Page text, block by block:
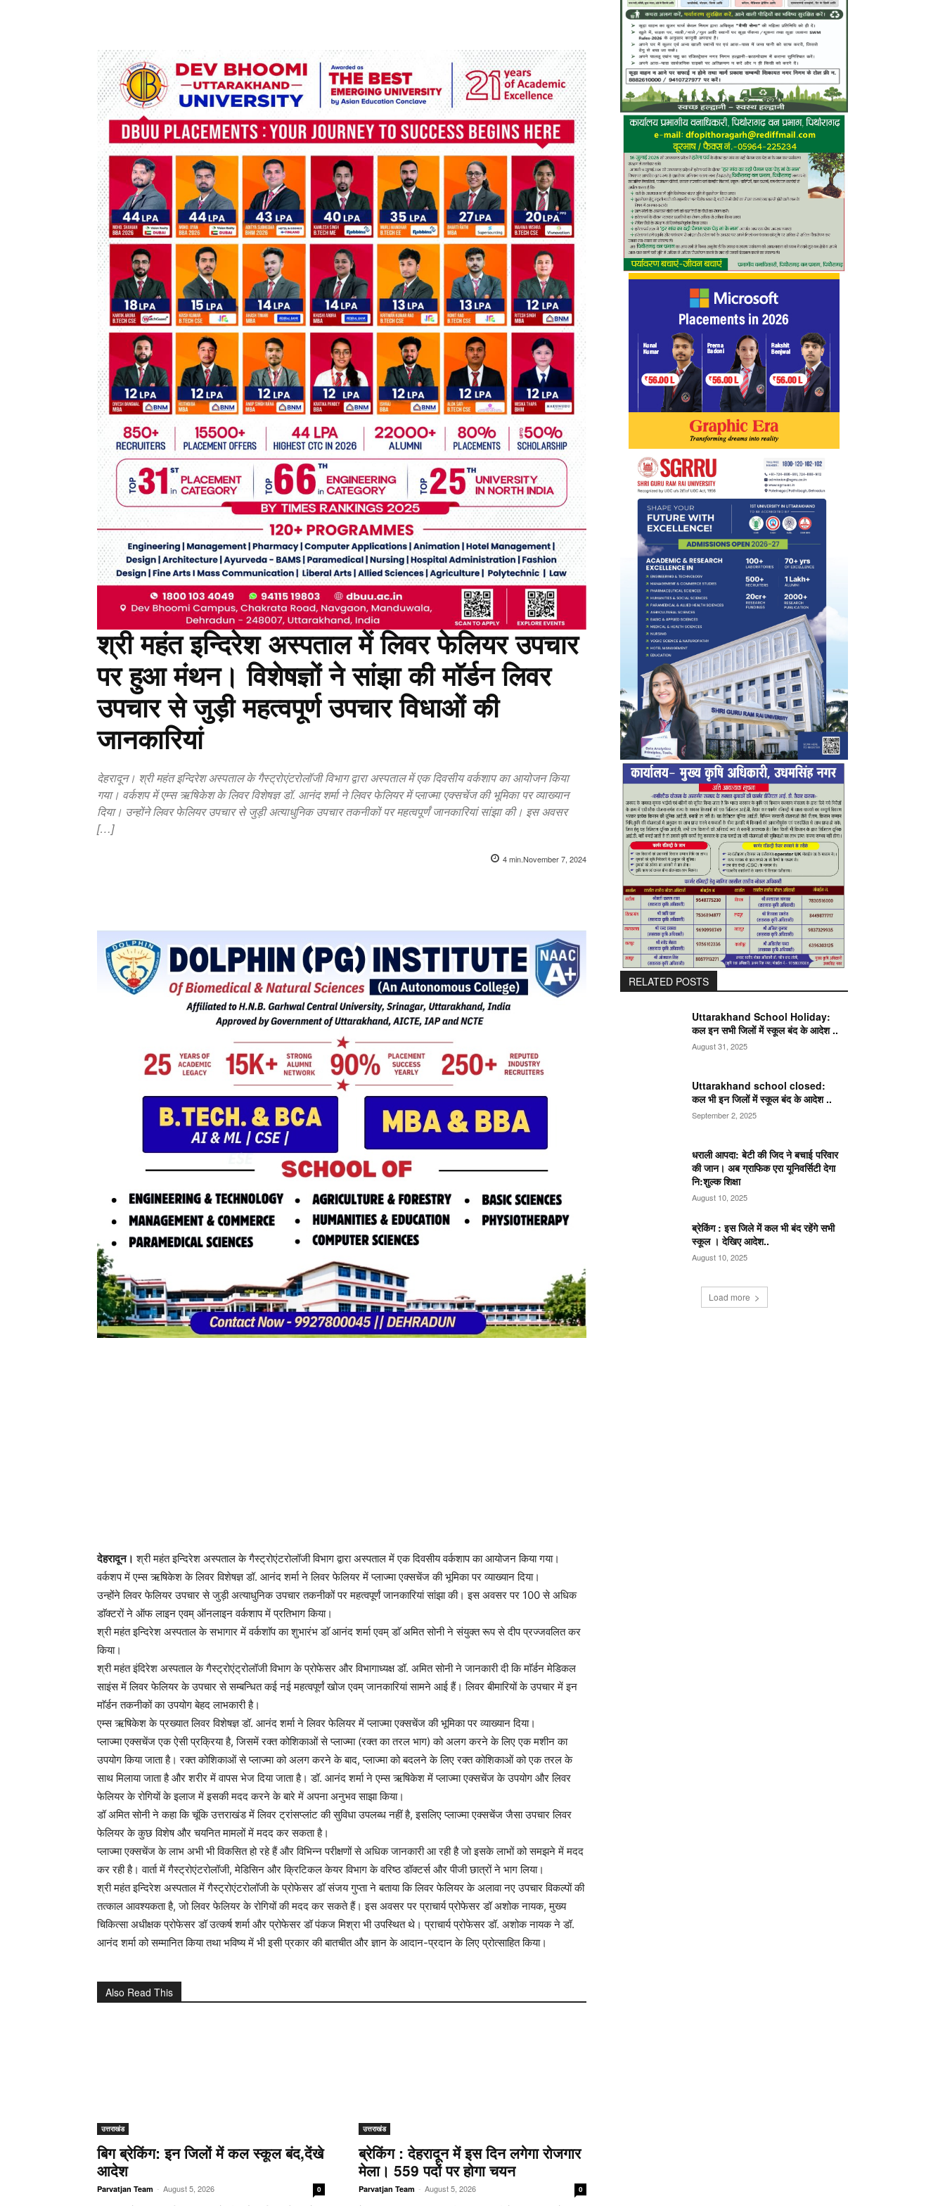
श्री महंत इन्दिरेश अस्पताल में लिवर फेलियर उपचार
पर हुआ मंथन। विशेषज्ञों ने सांझा की माॅर्डन लिवर
उपचार से जुड़ी महत्वपूर्ण उपचार विधाओं की
जानकारियां
देहरादून। श्री महंत इन्दिरेश अस्पताल के गैस्ट्रोएंटरोलॉजी विभाग द्वारा अस्पताल में एक दिवसीय वर्कशाप का आयोजन किया
गया। वर्कशप में एम्स ऋषिकेश के लिवर विशेषज्ञ डॉ. आनंद शर्मा ने लिवर फेलियर में प्लाज्मा एक्सचेंज की भूमिका पर व्याख्यान
दिया। उन्होंने लिवर फेलियर उपचार से जुड़ी अत्याधुनिक उपचार तकनीकों पर महत्वपूर्णं जानकारियां सांझा की। इस अवसर
[…]
4min.November 7, 2024
देहरादून। श्री महंत इन्दिरेश अस्पताल के गैस्ट्रोएंटरोलॉजी विभाग द्वारा अस्पताल में एक दिवसीय वर्कशाप का आयोजन किया गया।
वर्कशप में एम्स ऋषिकेश के लिवर विशेषज्ञ डॉ. आनंद शर्मा ने लिवर फेलियर में प्लाज्मा एक्सचेंज की भूमिका पर व्याख्यान दिया।
उन्होंने लिवर फेलियर उपचार से जुड़ी अत्याधुनिक उपचार तकनीकों पर महत्वपूर्णं जानकारियां सांझा की। इस अवसर पर 100 से अधिक
डाॅक्टरों ने ऑफ लाइन एवम् ऑनलाइन वर्कशाप में प्रतिभाग किया।
श्री महंत इन्दिरेश अस्पताल के सभागार में वर्कशाॅप का शुभारंभ डाॅ आनंद शर्मा एवम् डाॅ अमित सोनी ने संयुक्त रूप से दीप प्रज्जवलित कर
किया।
श्री महंत इंदिरेश अस्पताल के गैस्ट्रोएंट्रोलॉजी विभाग के प्रोफेसर और विभागाध्यक्ष डॉ. अमित सोनी ने जानकारी दी कि माॅर्डन मेडिकल
साइंस में लिवर फेलियर के उपचार से सम्बन्धित कई नई महत्वपूर्णं खोज एवम् जानकारियां सामने आई हैं। लिवर बीमारियों के उपचार में इन
माॅर्डन तकनीकों का उपयोग बेहद लाभकारी है।
एम्स ऋषिकेश के प्रख्यात लिवर विशेषज्ञ डॉ. आनंद शर्मा ने लिवर फेलियर में प्लाज्मा एक्सचेंज की भूमिका पर व्याख्यान दिया।
प्लाज्मा एक्सचेंज एक ऐसी प्रक्रिया है, जिसमें रक्त कोशिकाओं से प्लाज्मा (रक्त का तरल भाग) को अलग करने के लिए एक मशीन का
उपयोग किया जाता है। रक्त कोशिकाओं से प्लाज्मा को अलग करने के बाद, प्लाज्मा को बदलने के लिए रक्त कोशिकाओं को एक तरल के
साथ मिलाया जाता है और शरीर में वापस भेज दिया जाता है। डॉ. आनंद शर्मा ने एम्स ऋषिकेश में प्लाज्मा एक्सचेंज के उपयोग और लिवर
फेलियर के रोगियों के इलाज में इसकी मदद करने के बारे में अपना अनुभव साझा किया।
डॉ अमित सोनी ने कहा कि चूंकि उत्तराखंड में लिवर ट्रांसप्लांट की सुविधा उपलब्ध नहीं है, इसलिए प्लाज्मा एक्सचेंज जैसा उपचार लिवर
फेलियर के कुछ विशेष और चयनित मामलों में मदद कर सकता है।
प्लाज्मा एक्सचेंज के लाभ अभी भी विकसित हो रहे हैं और विभिन्न परीक्षणों से अधिक जानकारी आ रही है जो इसके लाभों को समझने में मदद
कर रही है। वार्ता में गैस्ट्रोएंटरोलॉजी, मेडिसिन और क्रिटिकल केयर विभाग के वरिष्ठ डॉक्टर्स और पीजी छात्रों ने भाग लिया।
श्री महंत इन्दिरेश अस्पताल में गैस्ट्रोएंटरोलॉजी के प्रोफेसर डॉ संजय गुप्ता ने बताया कि लिवर फेलियर के अलावा नए उपचार विकल्पों की
तत्काल आवश्यकता है, जो लिवर फेलियर के रोगियों की मदद कर सकते हैं। इस अवसर पर प्राचार्य प्रोफेसर डॉ अशोक नायक, मुख्य
चिकित्सा अधीक्षक प्रोफेसर डॉ उत्कर्ष शर्मा और प्रोफेसर डॉ पंकज मिश्रा भी उपस्थित थे। प्राचार्य प्रोफेसर डॉ. अशोक नायक ने डॉ.
आनंद शर्मा को सम्मानित किया तथा भविष्य में भी इसी प्रकार की बातचीत और ज्ञान के आदान-प्रदान के लिए प्रोत्साहित किया।
Also Read This
उत्तराखंड
बिग ब्रेकिंग: इन जिलों में कल स्कूल बंद,देंखे
आदेश
Parvatjan Team - August 5, 2026 0
उत्तराखंड
ब्रेकिंग : देहरादून में इस दिन लगेगा रोजगार
मेला। 559 पदों पर होगा चयन
Parvatjan Team - August 5, 2026 0
RELATED POSTS
Uttarakhand School Holiday:
कल इन सभी जिलों में स्कूल बंद के आदेश ..
August 31, 2025
Uttarakhand school closed:
कल भी इन जिलों में स्कूल बंद के आदेश ..
September 2, 2025
धराली आपदा: बेटी की जिद ने बचाई परिवार
की जान। अब ग्राफिक एरा यूनिवर्सिटी देगा
नि:शुल्क शिक्षा
August 10, 2025
ब्रेकिंग : इस जिले में कल भी बंद रहेंगे सभी
स्कूल । देखिए आदेश..
August 10, 2025
Load more